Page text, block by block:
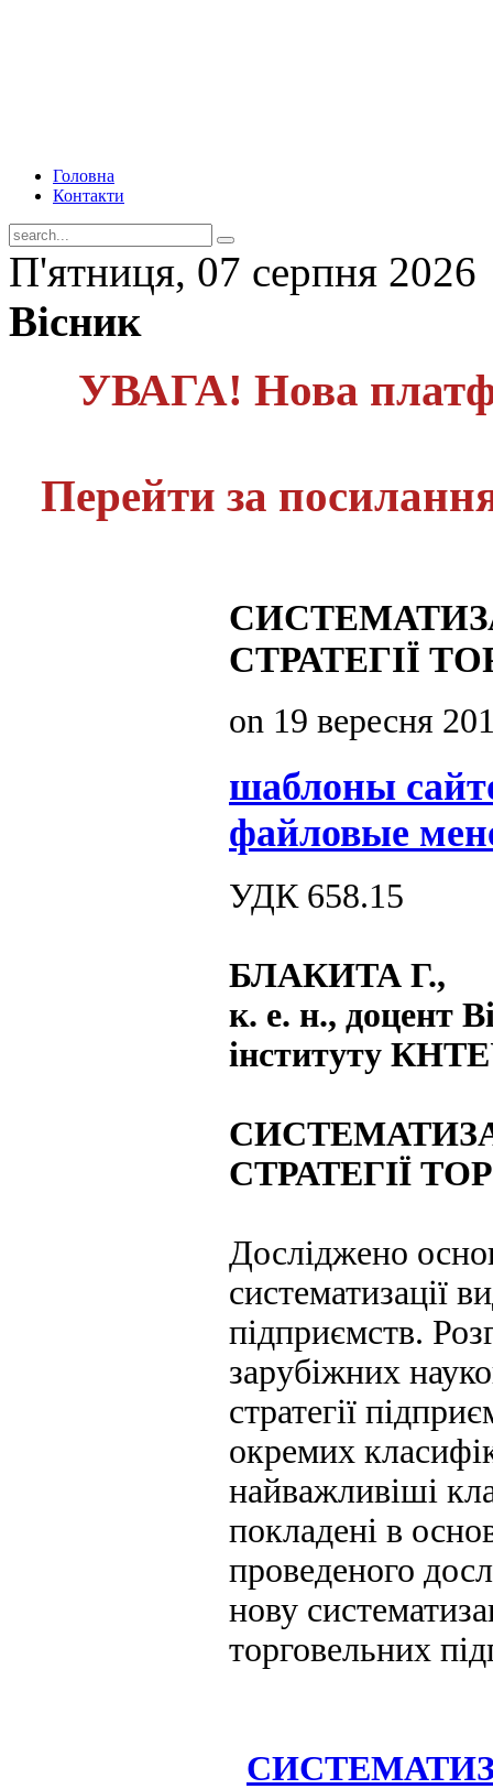
Головна
Контакти
П'ятниця, 07 серпня 2026
Вісник
УВАГА! Нова
Перейти за
СТРАТЕГІЇ
on 19 вересня
шаблоны
файловые
УДК 658.15
БЛАКИТА Г.,
к. е. н., доцент
інституту
СТРАТЕГІЇ
Досліджено
систематизації
підприємств.
зарубіжних
стратегії
окремих
найважливіші
покладені в
проведеного
нову
торговельних